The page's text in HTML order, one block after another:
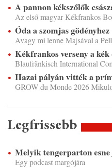
A pannon kékszőlők
Az első magyar Kékfrankos
Óda a szomjas gödényhez
Avagy mi lenne Majsával a
Kékfrankos verseny a
Blaufränkisch International
Hazai pályán vitték a
GROW du Monde 2026
Legfrissebb
Melyik tengerparton
Egy podcast margójára